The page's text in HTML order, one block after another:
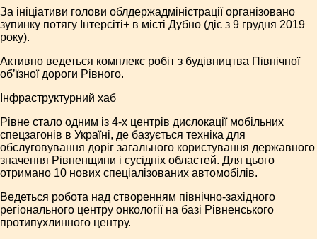
За ініціативи голови облдержадміністрації організовано
зупинку потягу Інтерсіті+ в місті Дубно (діє з 9 грудня 2019
року).
Активно ведеться комплекс робіт з будівництва Північної
об’їзної дороги Рівного.
Інфраструктурний хаб
Рівне стало одним із 4-х центрів дислокації мобільних
спецзагонів в Україні, де базується техніка для
обслуговування доріг загального користування державного
значення Рівненщини і сусідніх областей. Для цього
отримано 10 нових спеціалізованих автомобілів.
Ведеться робота над створенням північно-західного
регіонального центру онкології на базі Рівненського
протипухлинного центру.